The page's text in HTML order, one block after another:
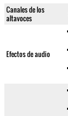
Canales de los
altavoces
Efectos de audio